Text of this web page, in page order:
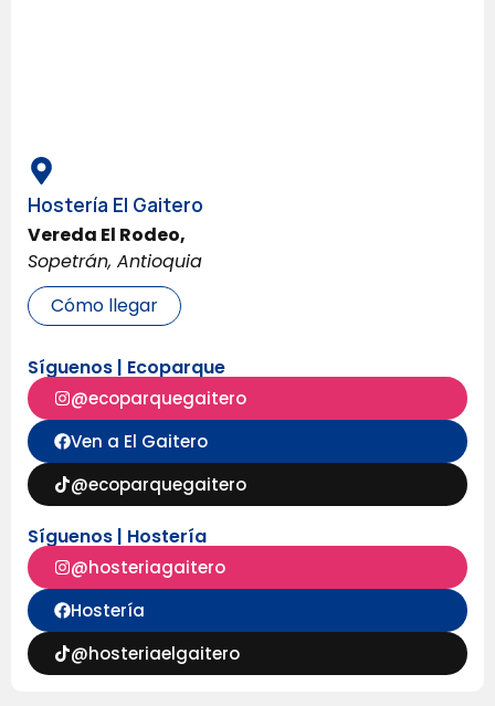
Síguenos | Ecoparque
@ecoparquegaitero
Ven a El Gaitero
@ecoparquegaitero
Síguenos | Hostería
@hosteriagaitero
Hostería
@hosteriaelgaitero
Hostería El Gaitero
Vereda El Rodeo,
Sopetrán, Antioquia
Cómo llegar